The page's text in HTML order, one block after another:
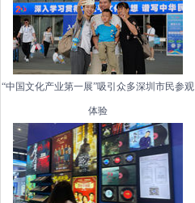
“中国文化产业第一展”吸引众多深圳市民参观
体验